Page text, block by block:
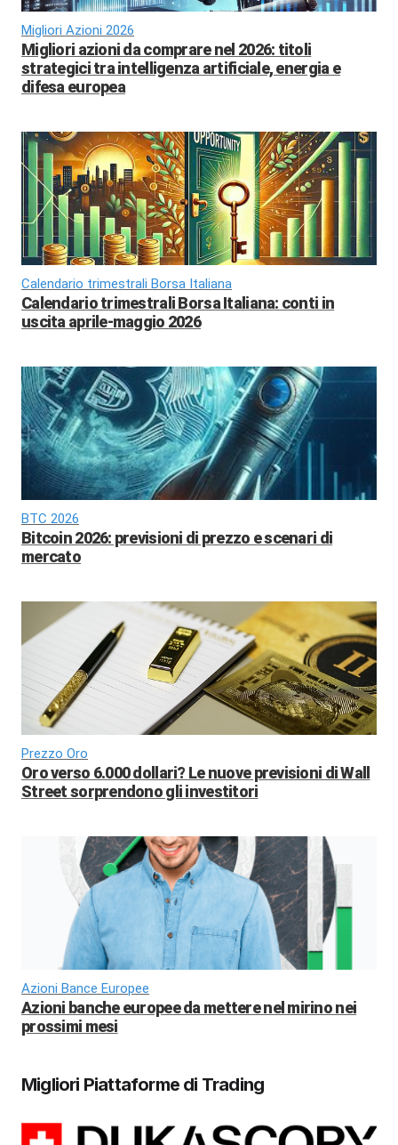
Migliori Azioni 2026
Migliori azioni da comprare nel 2026: titoli
strategici tra intelligenza artificiale, energia e
difesa europea
Calendario trimestrali Borsa Italiana
Calendario trimestrali Borsa Italiana: conti in
uscita aprile-maggio 2026
BTC 2026
Bitcoin 2026: previsioni di prezzo e scenari di
mercato
Prezzo Oro
Oro verso 6.000 dollari? Le nuove previsioni di Wall
Street sorprendono gli investitori
Azioni Bance Europee
Azioni banche europee da mettere nel mirino nei
prossimi mesi
Migliori Piattaforme di Trading